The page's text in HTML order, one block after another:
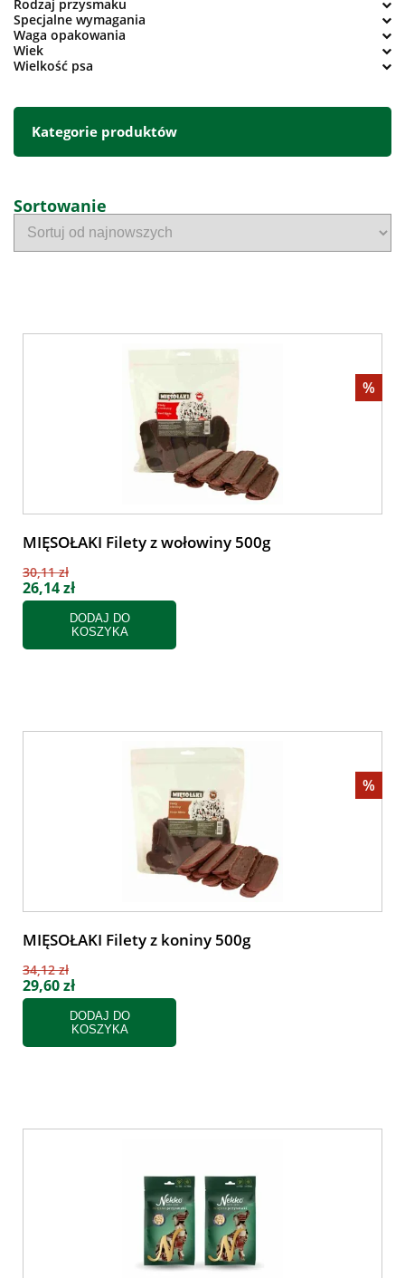
Rodzaj przysmaku
Specjalne wymagania
Waga opakowania
Wiek
Wielkość psa
Kategorie produktów
Sortowanie
%
MIĘSOŁAKI Filety z wołowiny 500g
30,11 zł
26,14 zł
DODAJ DO
KOSZYKA
%
MIĘSOŁAKI Filety z koniny 500g
34,12 zł
29,60 zł
DODAJ DO
KOSZYKA